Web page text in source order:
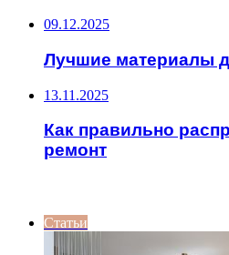
09.12.2025
Лучшие материалы
13.11.2025
Как правильно
ремонт
Статьи